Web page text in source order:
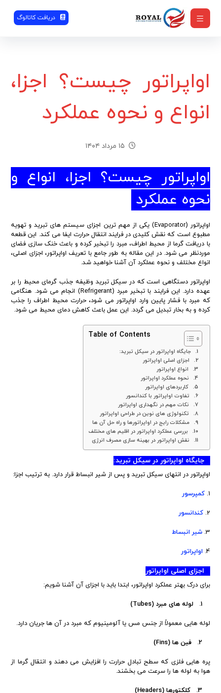
دریافت کاتالوگ
اواپراتور چیست؟ اجزا،
انواع و نحوه عملکرد
۱۵ مرداد ۱۴۰۴
اواپراتور چیست؟ اجزا، انواع و
نحوه عملکرد
اواپراتور (Evaporator) یکی از مهم ترین اجزای سیستم های تبرید و تهویه
مطبوع است که نقش کلیدی در فرایند انتقال حرارت ایفا می کند. این قطعه
با دریافت گرما از محیط اطراف، مبرد را تبخیر کرده و باعث خنک سازی فضای
موردنظر می شود. در این مقاله به طور جامع با تعریف اواپراتور، اجزای اصلی،
انواع مختلف و نحوه عملکرد آن آشنا خواهید شد.
اواپراتور دستگاهی است که در سیکل تبرید وظیفه جذب گرمای محیط را بر
عهده دارد. این فرایند با تبخیر مبرد (Refrigerant) انجام می شود. هنگامی
که مبرد با فشار پایین وارد اواپراتور می شود، حرارت محیط اطراف را جذب
کرده و به بخار تبدیل می گردد. این عمل باعث کاهش دمای محیط می شود.
Table of Contents
جایگاه اواپراتور در سیکل تبرید:
اجزای اصلی اواپراتور
انواع اواپراتور
نحوه عملکرد اواپراتور
کاربردهای اواپراتور
تفاوت اواپراتور با کندانسور
نکات مهم در نگهداری اواپراتور
تکنولوژی های نوین در طراحی اواپراتور
مشکلات رایج در اواپراتورها و راه حل آن ها
بررسی عملکرد اواپراتور در اقلیم های مختلف
نقش اواپراتور در بهینه سازی مصرف انرژی
جایگاه اواپراتور در سیکل تبرید:
اواپراتور در انتهای سیکل تبرید و پس از شیر انبساط قرار دارد. به ترتیب اجزا:
1. کمپرسور
2. کندانسور
3. شیر انبساط
4. اواپراتور
اجزای اصلی اواپراتور
برای درک بهتر عملکرد اواپراتور، ابتدا باید با اجزای آن آشنا شویم:
1. لوله های مبرد (Tubes)
لوله هایی معمولاً از جنس مس یا آلومینیوم که مبرد در آن ها جریان دارد.
پره هایی فلزی که سطح تبادل حرارت را افزایش می دهند و انتقال گرما از
هوا به لوله ها را سرعت می بخشند.